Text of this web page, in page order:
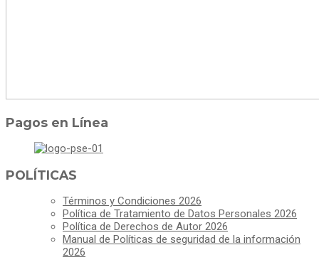
Pagos en Línea
POLÍTICAS
Términos y Condiciones 2026
Política de Tratamiento de Datos Personales 2026
Política de Derechos de Autor 2026
Manual de Políticas de seguridad de la información
2026